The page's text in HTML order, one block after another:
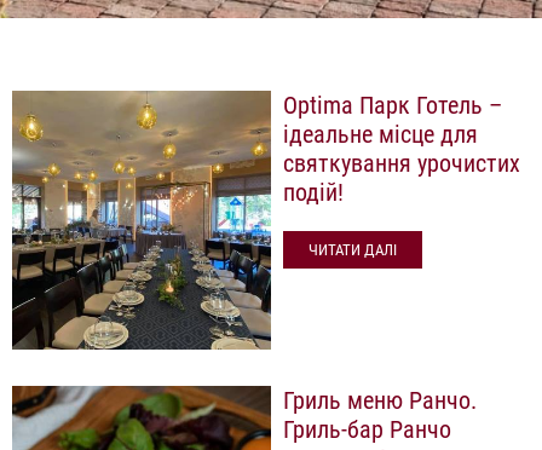
Optima Парк Готель –
ідеальне місце для
святкування урочистих
подій!
ЧИТАТИ ДАЛІ
Гриль меню Ранчо.
Гриль-бар Ранчо